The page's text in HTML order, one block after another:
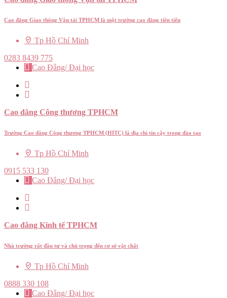
Cao đẳng Giao thông Vận tải TPHCM là một trường cao đẳng tiên tiến
Tp Hồ Chí Minh
0283 8439 775
Cao Đẳng/ Đại học
Cao đẳng Công thương TPHCM
Trường Cao đẳng Công thương TPHCM (HITC) là địa chỉ tin cậy trong đào tạo
Tp Hồ Chí Minh
0915 533 130
Cao Đẳng/ Đại học
Cao đẳng Kinh tế TPHCM
Nhà trường rất đầu tư và chú trọng đến cơ sở vật chất
Tp Hồ Chí Minh
0888 330 108
Cao Đẳng/ Đại học